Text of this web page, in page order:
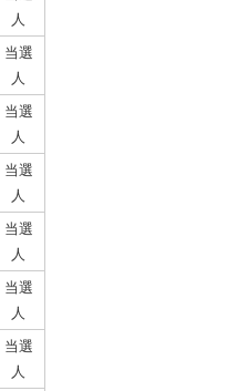
人
当選
人
当選
人
当選
人
当選
人
当選
人
当選
人